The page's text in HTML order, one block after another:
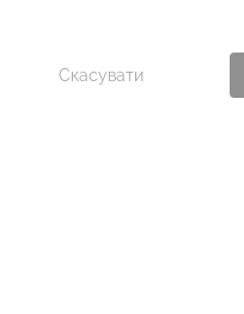
Скасувати